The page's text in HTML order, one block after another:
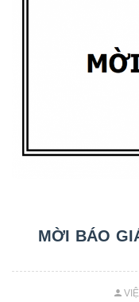
MỜI BÁO